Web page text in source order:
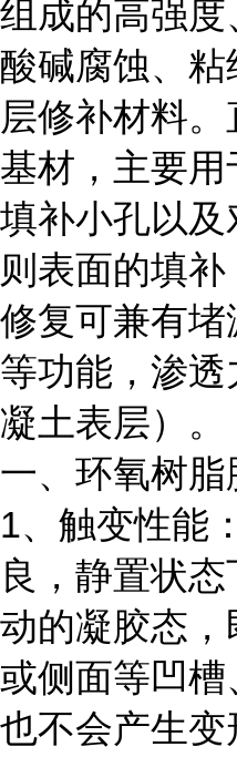
组成的高强
酸碱腐蚀、
层修补材料
基材，主要
填补小孔以
则表面的填
修复可兼有
等功能，渗
凝土表层）。
一、环氧树
1、触变性能
良，静置状
动的凝胶态
或侧面等凹
也不会产生